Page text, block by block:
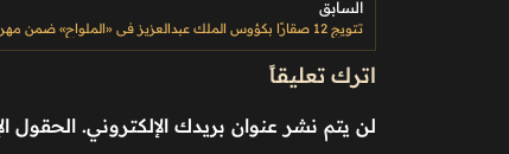
السابق
اترك تعليقاً
لن يتم نشر عنوان بريدك الإلكتروني. الحقول